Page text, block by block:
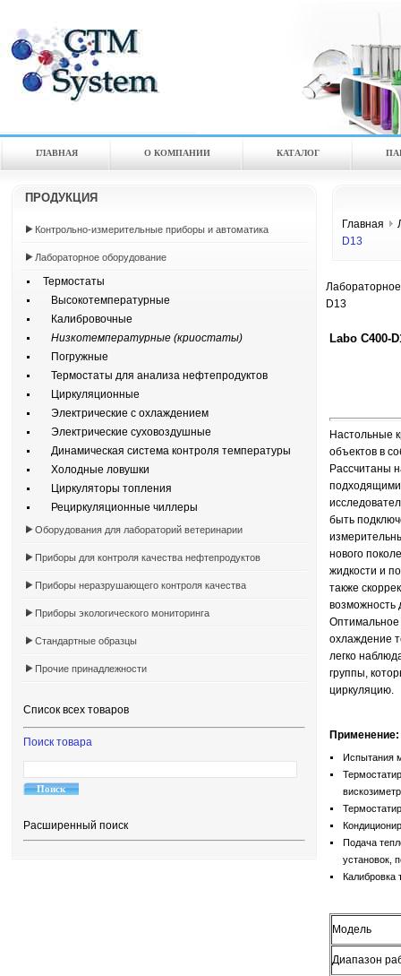
ГЛАВНАЯ О КОМПАНИИ КАТАЛOГ
ПРОДУКЦИЯ
Контрольно-измерительные приборы и автоматика
Лабораторное оборудование
Термостаты
Высокотемпературные
Калибровочные
Низкотемпературные (криостаты)
Погружные
Термостаты для анализа нефтепродуктов
Циркуляционные
Электрические с охлаждением
Электрические суховоздушные
Динамическая система контроля температуры
Холодные ловушки
Циркуляторы топления
Рециркуляционные чиллеры
Оборудования для лабораторий ветеринарии
Приборы для контроля качества нефтепродуктов
Приборы неразрушающего контроля качества
Приборы экологического мониторинга
Стандартные образцы
Прочие принадлежности
Список всех товаров
Поиск товара
Расширенный поиск
Главная
D13
D13
Labo C400-
Настольные
объектов в
Рассчитаны
быть
нового
жидкости и
также
возможность
Оптимальное
охлаждение
легко
группы,
циркуляцию.
Применение:
Испытания
Подача
установок,
Калибровка
Модель
Диапазон